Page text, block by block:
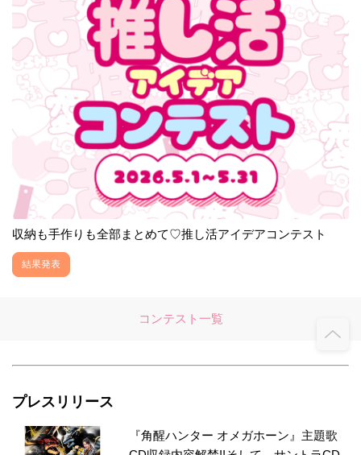
収納も手作りも全部まとめて♡推し活アイデアコンテスト
結果発表
コンテスト一覧
プレスリリース
『角醒ハンター オメガホーン』主題歌